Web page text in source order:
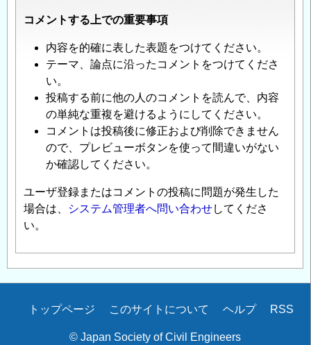
コメントする上での重要事項
内容を的確に表した表題をつけてください。
テーマ、論点に沿ったコメントをつけてくださ
い。
投稿する前に他の人のコメントを読んで、内容
の単純な重複を避けるようにしてください。
コメントは投稿後に修正および削除できません
ので、プレビューボタンを使って間違いがない
か確認してください。
ユーザ登録またはコメントの投稿に問題が発生した
場合は、
システム管理者へ問い合わせしてくださ
い。
Secondary
トップページ このサイトについて ヘルプ RSS
© Japan Society of Civil Engineers